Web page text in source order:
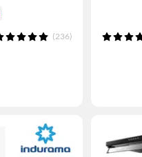
(236)